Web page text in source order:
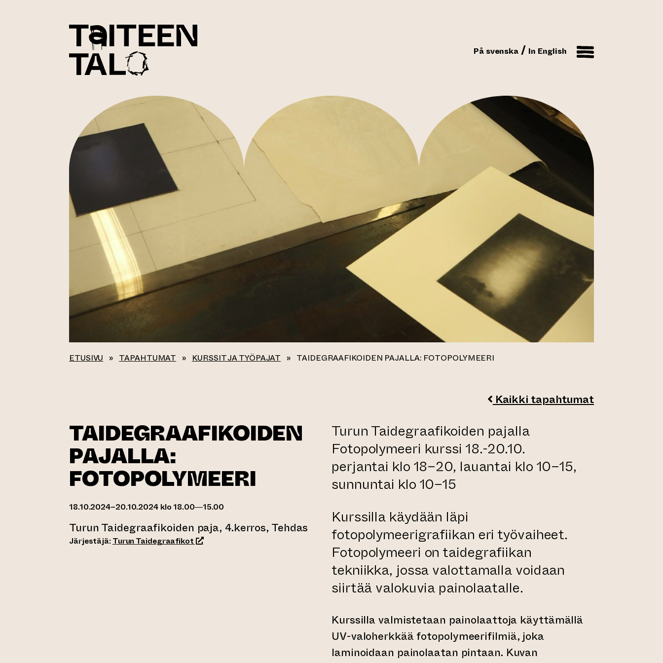
På svenska In English
ETUSIVU » TAPAHTUMAT » KURSSIT JA TYÖPAJAT » TAIDEGRAAFIKOIDEN PAJALLA: FOTOPOLYMEERI
Kaikki tapahtumat
TAIDEGRAAFIKOIDEN
PAJALLA:
FOTOPOLYMEERI
18.10.2024–20.10.2024 klo 18.00—15.00
Turun Taidegraafikoiden paja, 4.kerros, Tehdas
Järjestäjä: Turun Taidegraafikot(siirtyy toiseen verkkopalveluun)
Turun Taidegraafikoiden pajalla
Fotopolymeeri kurssi 18.-20.10.
perjantai klo 18–20, lauantai klo 10–15,
sunnuntai klo 10–15
Kurssilla käydään läpi
fotopolymeerigrafiikan eri työvaiheet.
Fotopolymeeri on taidegrafiikan
tekniikka, jossa valottamalla voidaan
siirtää valokuvia painolaatalle.
Kurssilla valmistetaan painolaattoja käyttämällä
UV-valoherkkää fotopolymeerifilmiä, joka
laminoidaan painolaatan pintaan. Kuvan